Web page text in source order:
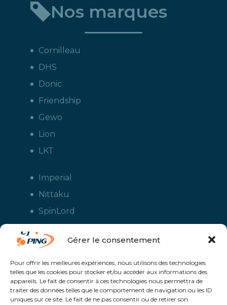
Gérer le consentement
Pour offrir les meilleures expériences, nous utilisons des technologies
telles que les cookies pour stocker et/ou accéder aux informations des
appareils. Le fait de consentir à ces technologies nous permettra de
traiter des données telles que le comportement de navigation ou les ID
uniques sur ce site. Le fait de ne pas consentir ou de retirer son
Nos marques
Cornilleau
DHS
Donic
Friendship
Gewo
Lion
LKT
Imperial
Nittaku
SpinLord
Tuttle
Xiom
Yasaka